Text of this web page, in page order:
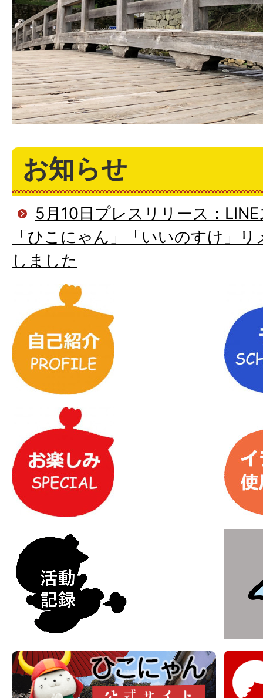
お知らせ
5月10日プレスリリース：
「ひこにゃん」「いいのすけ」
しました